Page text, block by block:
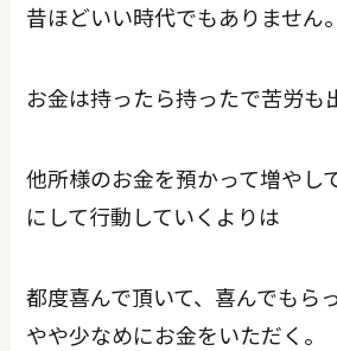
昔ほどいい時代でもありません。
お金は持ったら持ったで苦労も
他所様のお金を預かって増やし
にして行動していくよりは
都度喜んで頂いて、喜んでもら
やや少なめにお金をいただく。